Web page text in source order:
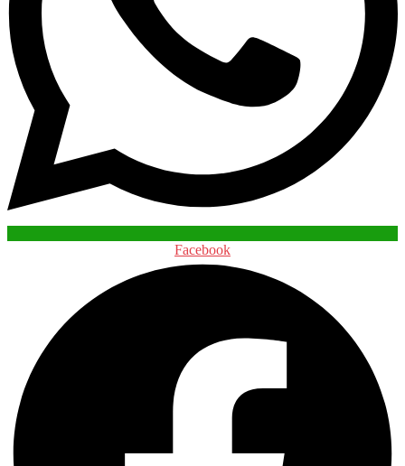
Facebook